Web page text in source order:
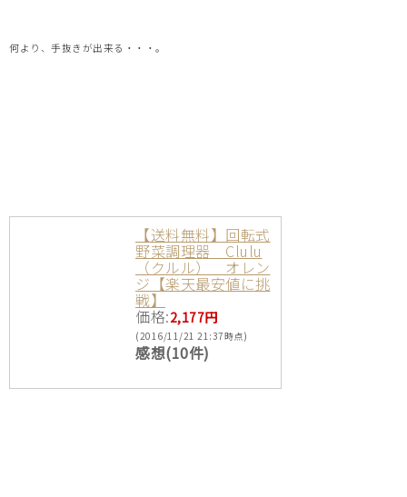
何より、手抜きが出来る・・・。
【送料無料】回転式
野菜調理器 Clulu
（クルル） オレン
ジ【楽天最安値に挑
戦】
価格:2,177円
(2016/11/21 21:37時点)
感想(10件)